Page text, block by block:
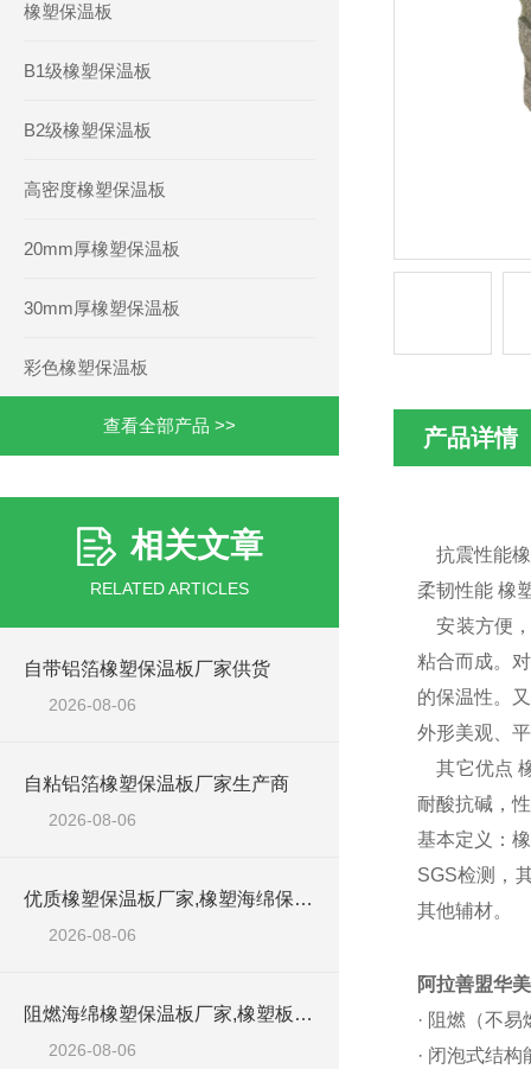
橡塑保温板
B1级橡塑保温板
B2级橡塑保温板
高密度橡塑保温板
20mm厚橡塑保温板
30mm厚橡塑保温板
彩色橡塑保温板
查看全部产品 >>
相关文章
RELATED ARTICLES
自带铝箔橡塑保温板厂家供货
2026-08-06
自粘铝箔橡塑保温板厂家生产商
2026-08-06
优质橡塑保温板厂家,橡塑海绵保温材料供货商
2026-08-06
阻燃海绵橡塑保温板厂家,橡塑板厂家销售点
2026-08-06
产品详情
抗震性能橡
柔韧性能 橡
安装方便，
粘合而成。
的保温性。
外形美观、
其它优点
耐酸抗碱，
基本定义：
SGS检测，
其他辅材。
阿拉善盟华
· 阻燃（不
· 闭泡式结